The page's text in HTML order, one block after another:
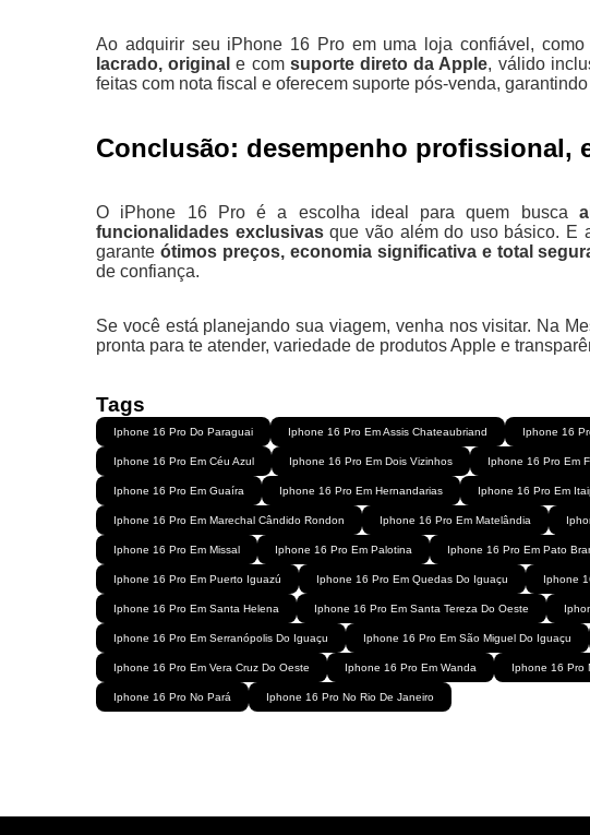
Ao adquirir seu iPhone 16 Pro em uma loja confiável, como
lacrado, original e com suporte direto da Apple, válido
feitas com nota fiscal e oferecem suporte pós-venda,
Conclusão: desempenho profissional,
O iPhone 16 Pro é a escolha ideal para quem busca
funcionalidades exclusivasque vão além do uso básico. E
garante ótimos preços, economia significativa e total
de confiança.
Se você está planejando sua viagem, venha nos visitar. Na
pronta para te atender, variedade de produtos Apple e
Tags
Iphone 16 Pro Do Paraguai Iphone 16 Pro Em Assis Chateaubriand Iphone 16
Iphone 16 Pro Em Céu Azul Iphone 16 Pro Em Dois Vizinhos Iphone 16 Pro Em
Iphone 16 Pro Em Guaíra Iphone 16 Pro Em Hernandarias Iphone 16 Pro Em
Iphone 16 Pro Em Marechal Cândido Rondon Iphone 16 Pro Em Matelândia
Iphone 16 Pro Em Missal Iphone 16 Pro Em Palotina Iphone 16 Pro Em Pato
Iphone 16 Pro Em Puerto Iguazú Iphone 16 Pro Em Quedas Do Iguaçu Iphone
Iphone 16 Pro Em Santa Helena Iphone 16 Pro Em Santa Tereza Do Oeste
Iphone 16 Pro Em Serranópolis Do Iguaçu Iphone 16 Pro Em São Miguel Do Iguaçu
Iphone 16 Pro Em Vera Cruz Do Oeste Iphone 16 Pro Em Wanda Iphone 16 Pro
Iphone 16 Pro No Pará Iphone 16 Pro No Rio De Janeiro